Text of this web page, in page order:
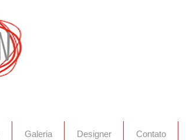
Galeria Designer Contato